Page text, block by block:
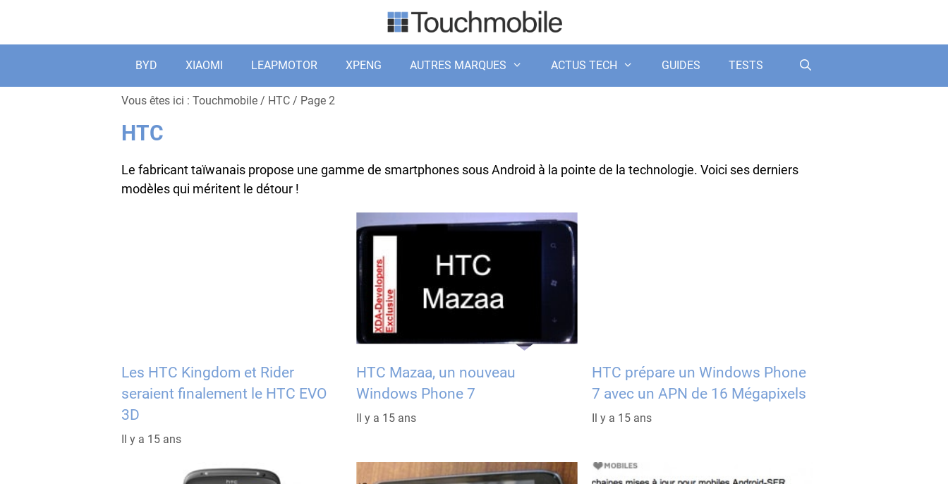
contenu
BYD XIAOMI LEAPMOTOR XPENG AUTRES MARQUES ACTUS TECH GUIDES TESTS
Vous êtes ici : Touchmobile / HTC / Page 2
HTC
Le fabricant taïwanais propose une gamme de smartphones sous Android à la pointe de la technologie. Voici ses derniers
modèles qui méritent le détour !
Les HTC Kingdom et Rider
seraient finalement le HTC EVO
3D
Il y a 15 ans
HTC Mazaa, un nouveau
Windows Phone 7
Il y a 15 ans
HTC prépare un Windows Phone
7 avec un APN de 16 Mégapixels
Il y a 15 ans